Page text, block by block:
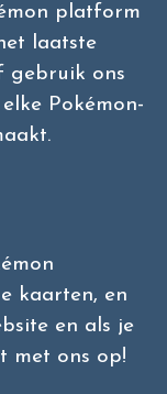
platform
laatste
gebruik ons
Pokémon-
kaarten, en
en als je
met ons op!